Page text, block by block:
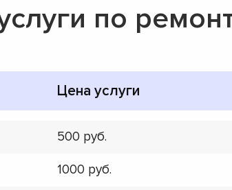
по
Цена услуги
500
1000